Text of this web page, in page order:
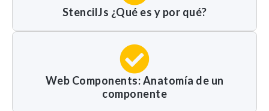
StencilJs ¿Qué es y por qué?
Web Components: Anatomía de un
componente
mostrarán en
Al compartir tus
intereses y
comportamiento